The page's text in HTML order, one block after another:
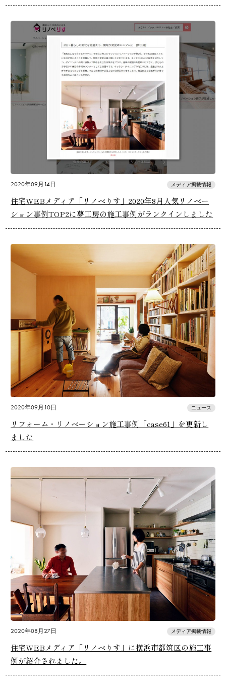
2020年09月14日 メディア掲載情報
住宅WEBメディア「リノベりす」2020年8月人気リノベー
ション事例TOP2に夢工房の施工事例がランクインしました
2020年09月10日 ニュース
リフォーム・リノベーション施工事例「case61」を更新し
ました
2020年08月27日 メディア掲載情報
住宅WEBメディア「リノベりす」に横浜市都筑区の施工事
例が紹介されました。